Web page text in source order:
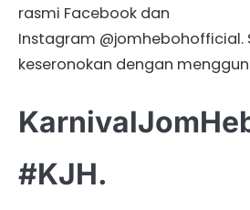
rasmi Facebook dan
Instagram @jomhebohofficial.
keseronokan dengan
#KJH.